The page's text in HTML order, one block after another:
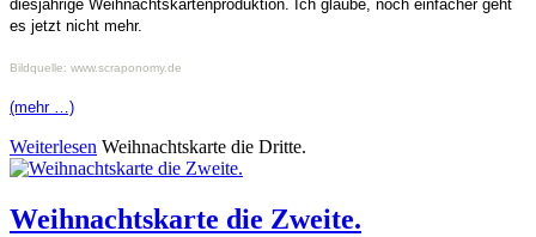
diesjährige Weihnachtskartenproduktion. Ich glaube, noch einfacher geht
es jetzt nicht mehr.
Bildquelle: www.scraponomy.de
(mehr …)
Weiterlesen Weihnachtskarte die Dritte.
Weihnachtskarte die Zweite.